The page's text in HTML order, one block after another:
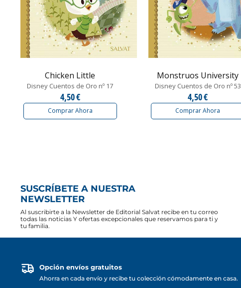
Chicken Little
Disney Cuentos de Oro nº 17
4,50 €
Comprar Ahora
Monstruos University
Disney Cuentos de Oro nº 53
4,50 €
Comprar Ahora
SUSCRÍBETE A NUESTRA
NEWSLETTER
Al suscribirte a la Newsletter de Editorial Salvat recibe en tu correo
todas las noticias Y ofertas excepcionales que reservamos para ti y
tu familia.
Opción envíos gratuitos
Ahorra en cada envío y recibe tu colección cómodamente en casa.